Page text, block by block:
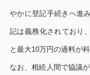
やかに登記手続きへ進
記は義務化されており
と最大10万円の過料が
なお、相続人間で協議